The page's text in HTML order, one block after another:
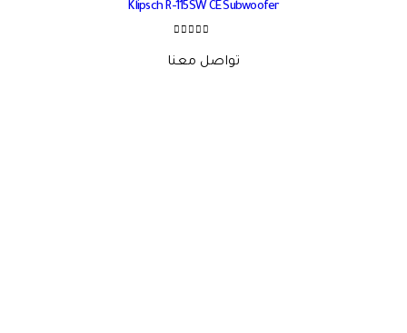
Klipsch R-115SW CE Subwoofer
تواصل معنا